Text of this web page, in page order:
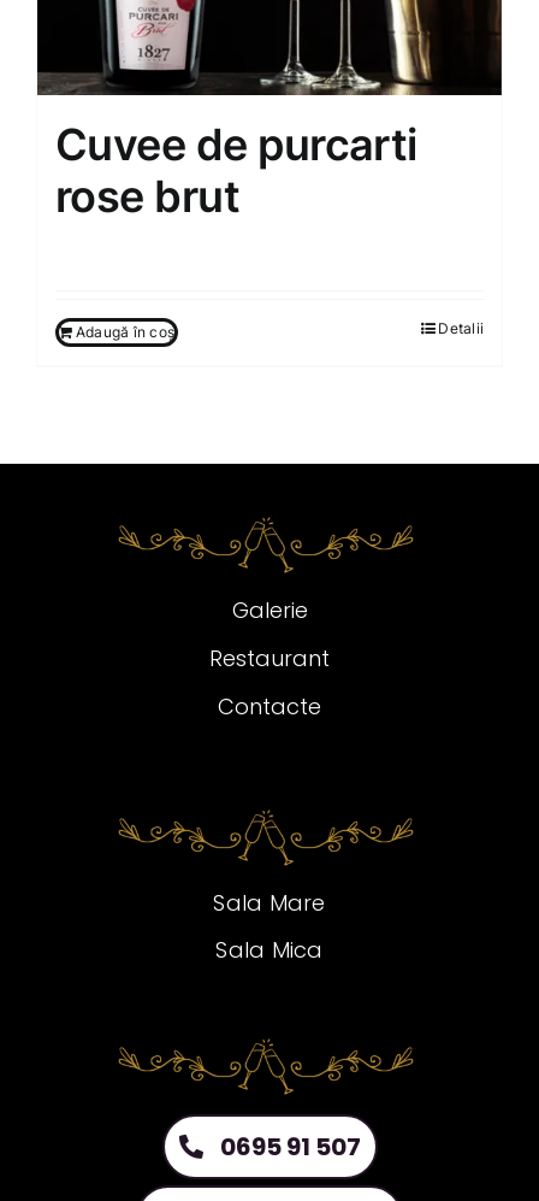
Cuvee de purcarti
rose brut
Adaugă în coș Detalii
Sala Mare
Sala Mica
Galerie
Restaurant
Contacte
0695 91 507